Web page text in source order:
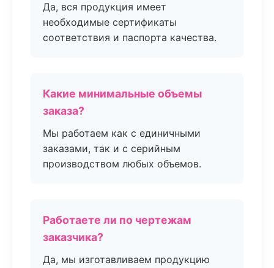
Да, вся продукция имеет
необходимые сертификаты
соответствия и паспорта качества.
Какие минимальные объемы
заказа?
Мы работаем как с единичными
заказами, так и с серийным
производством любых объемов.
Работаете ли по чертежам
заказчика?
Да, мы изготавливаем продукцию